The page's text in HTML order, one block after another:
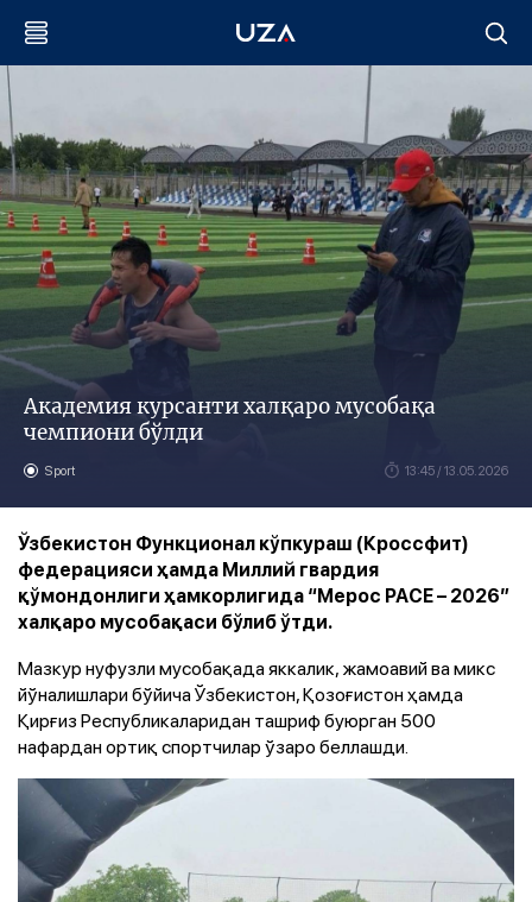
Академия курсанти халқаро мусобақа
чемпиони бўлди
Sport 13:45 / 13.05.2026
Ўзбекистон Функционал кўпкураш (Кроссфит)
федерацияси ҳамда Миллий гвардия
қўмондонлиги ҳамкорлигида “Мерос РАCЕ – 2026”
халқаро мусобақаси бўлиб ўтди.
Мазкур нуфузли мусобақада яккалик, жамоавий ва микс
йўналишлари бўйича Ўзбекистон, Қозоғистон ҳамда
Қирғиз Республикаларидан ташриф буюрган 500
нафардан ортиқ спортчилар ўзаро беллашди.